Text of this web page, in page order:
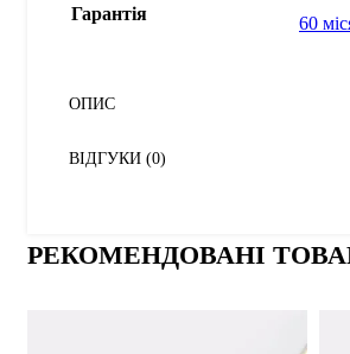
Гарантія 60
ОПИС
ВІДГУКИ (0)
РЕКОМЕНДОВАНІ